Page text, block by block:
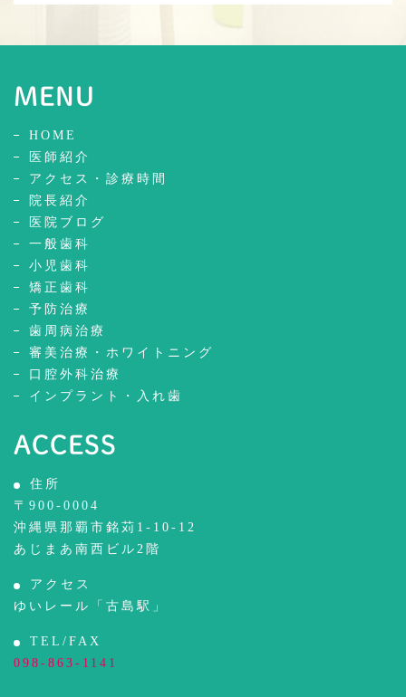
MENU
HOME
医師紹介
アクセス・診療時間
院長紹介
医院ブログ
一般歯科
小児歯科
矯正歯科
予防治療
歯周病治療
審美治療・ホワイトニング
口腔外科治療
インプラント・入れ歯
ACCESS
住所
〒900-0004
沖縄県那覇市銘苅1-10-12
あじまあ南西ビル2階
アクセス
ゆいレール「古島駅」
TEL/FAX
098-863-1141